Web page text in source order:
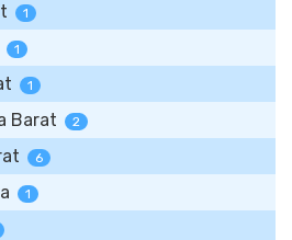
1
1
1
Barat 2
6
1